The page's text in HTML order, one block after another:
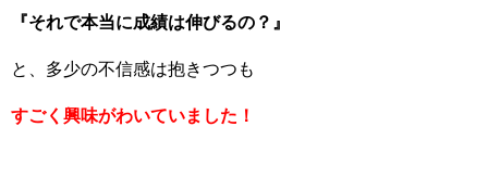
『それで本当に成績は伸びるの？』
と、多少の不信感は抱きつつも
すごく興味がわいていました！